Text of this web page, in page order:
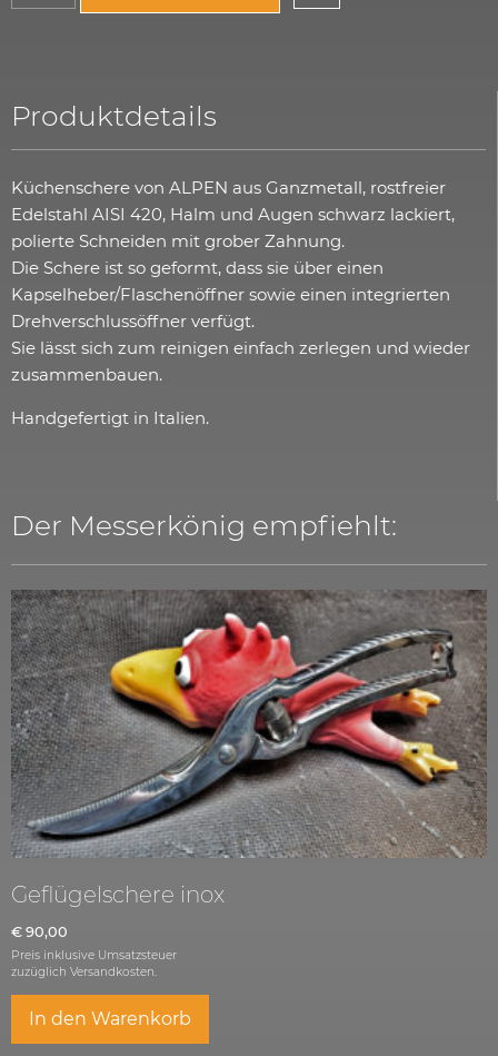
Produktdetails
Küchenschere von ALPEN aus Ganzmetall, rostfreier
Edelstahl AISI 420, Halm und Augen schwarz lackiert,
polierte Schneiden mit grober Zahnung.
Die Schere ist so geformt, dass sie über einen
Kapselheber/Flaschenöffner sowie einen integrierten
Drehverschlussöffner verfügt.
Sie lässt sich zum reinigen einfach zerlegen und wieder
zusammenbauen.
Handgefertigt in Italien.
Der Messerkönig empfiehlt:
Geflügelschere inox
€ 90,00
Preis inklusive Umsatzsteuer
zuzüglich Versandkosten.
In den Warenkorb